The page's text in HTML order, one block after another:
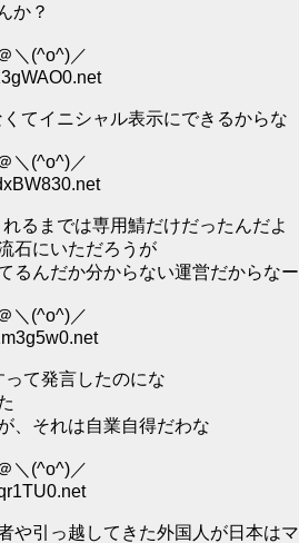
か？
＼(^o^)／
てイニシャル表示にできるからな
＼(^o^)／
るまでは専用鯖だけだったんだよ
石にいただろうが
るんだか分からない運営だからなー
＼(^o^)／
て発言したのにな
、それは自業自得だわな
＼(^o^)／
や引っ越してきた外国人が日本はマ